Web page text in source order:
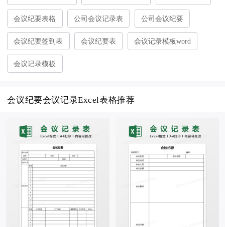
会议纪要表格 公司会议记录表 公司会议纪要
会议纪要签到表 会议纪要表 会议记录模板word
会议记录模板
会议纪要会议记录Excel表格推荐